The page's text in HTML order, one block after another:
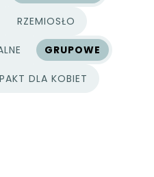
RZEMIOSŁO
GRUPOWE
PAKT DLA KOBIET